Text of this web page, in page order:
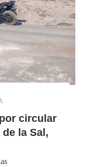
circular
la Sal,